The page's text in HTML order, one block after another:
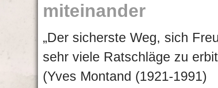
miteinander
„Der sicherste Weg, sich
sehr viele Ratschläge zu
(Yves Montand (1921-1991)